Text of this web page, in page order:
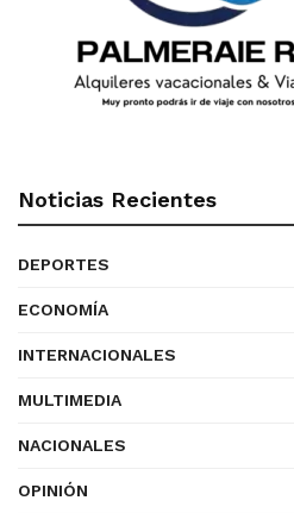
Noticias Recientes
DEPORTES
ECONOMÍA
INTERNACIONALES
MULTIMEDIA
NACIONALES
OPINIÓN